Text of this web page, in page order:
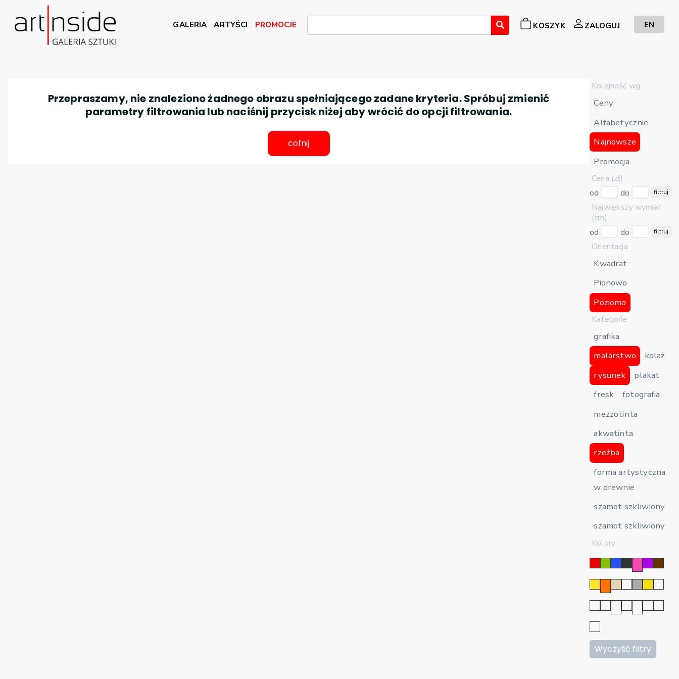
GALERIA ARTYŚCI PROMOCJE KOSZYK ZALOGUJ EN
Kolejność wg.
Ceny
Alfabetycznie
Najnowsze
Promocja
Cena (zł)
od
do filtruj
Największy wymiar:
(cm)
od
do filtruj
Orientacja
Kwadrat
Pionowo
Poziomo
Kategorie
grafika
malarstwo
kolaż
rysunek
plakat
fresk
fotografia
mezzotinta
akwatinta
rzeźba
forma artystyczna
w drewnie
szamot szkliwiony
szamot szkliwiony
Kolory
Wyczyść filtry
Przepraszamy, nie znaleziono żadnego obrazu spełniającego zadane kryteria. Spróbuj zmienić
parametry filtrowania lub naciśnij przycisk niżej aby wrócić do opcji filtrowania.
cofnij